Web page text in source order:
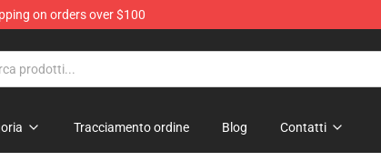
on orders over $100
Tracciamento ordine Blog Contatti